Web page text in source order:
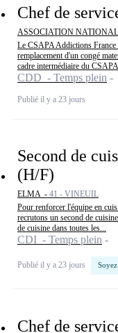
Chef de
ASSOCIATION
Le CSAPA Addictions
remplacement d'un congé
cadre intermédiaire du
CDD - Temps plein
Publié il y a 23 jours
Second de
(H/F)
ELMA - 41 - VINEUIL
Pour renforcer l'équipe en
recrutons un second de
de cuisine dans toutes les...
CDI - Temps plein
Publié il y a 23 jours
Chef de